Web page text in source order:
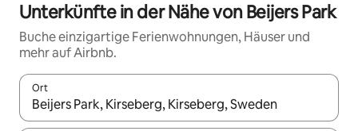
Unterkünfte in der Nähe von Beijers Park
Buche einzigartige Ferienwohnungen, Häuser und
mehr auf Airbnb.
Ort
Wenn Ergebnisse verfügbar sind, navigiere mit den